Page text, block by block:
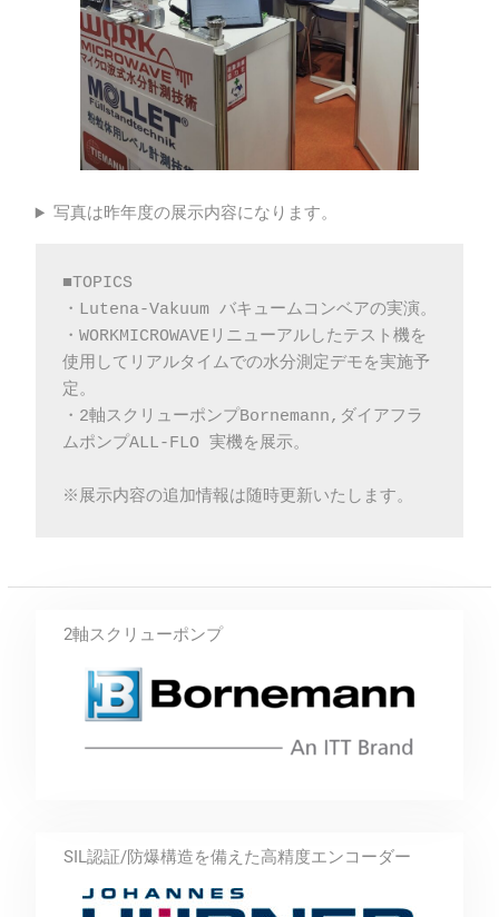
写真は昨年度の展示内容になります。
■TOPICS
・Lutena-Vakuum バキュームコンベアの実演。
・WORKMICROWAVEリニューアルしたテスト機を
使用してリアルタイムでの水分測定デモを実施予
定。
・2軸スクリューポンプBornemann,ダイアフラ
ムポンプALL-FLO 実機を展示。
※展示内容の追加情報は随時更新いたします。
2軸スクリューポンプ
SIL認証/防爆構造を備えた高精度エンコーダー